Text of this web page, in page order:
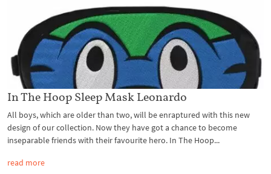
In The Hoop Sleep Mask Leonardo
All boys, which are older than two, will be enraptured with this new
design of our collection. Now they have got a chance to become
inseparable friends with their favourite hero. In The Hoop...
read more